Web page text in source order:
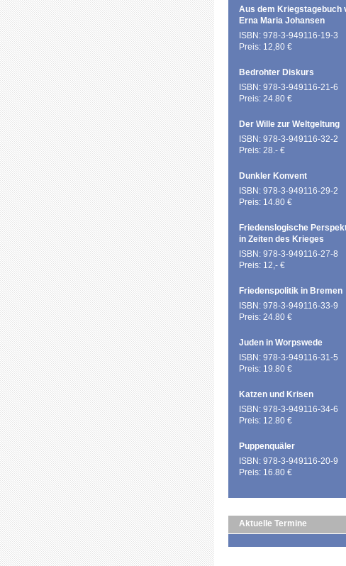
Aus dem Kriegstagebuch
Erna Maria Johansen
ISBN: 978-3-949116-19-3
Preis: 12,80 €
Bedrohter Diskurs
ISBN: 978-3-949116-21-6
Preis: 24.80 €
Der Wille zur Weltgeltung
ISBN: 978-3-949116-32-2
Preis: 28.- €
Dunkler Konvent
ISBN: 978-3-949116-29-2
Preis: 14.80 €
Friedenslogische
in Zeiten des Krieges
ISBN: 978-3-949116-27-8
Preis: 12,- €
Friedenspolitik in Bremen
ISBN: 978-3-949116-33-9
Preis: 24.80 €
Juden in Worpswede
ISBN: 978-3-949116-31-5
Preis: 19.80 €
Katzen und Krisen
ISBN: 978-3-949116-34-6
Preis: 12.80 €
Puppenquäler
ISBN: 978-3-949116-20-9
Preis: 16.80 €
Aktuelle Termine